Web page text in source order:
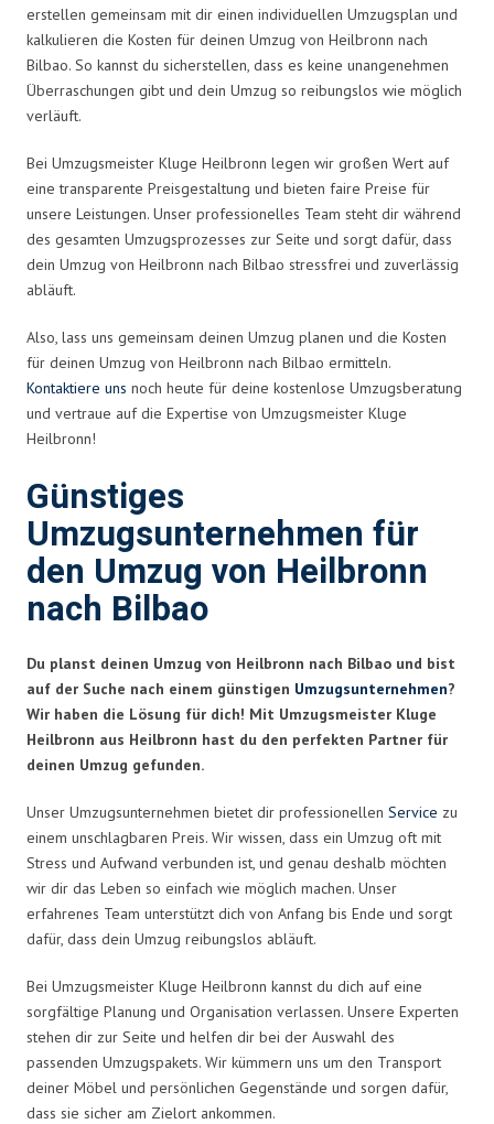
erstellen gemeinsam mit dir einen individuellen Umzugsplan und
kalkulieren die Kosten für deinen Umzug von Heilbronn nach
Bilbao. So kannst du sicherstellen, dass es keine unangenehmen
Überraschungen gibt und dein Umzug so reibungslos wie möglich
verläuft.
Bei Umzugsmeister Kluge Heilbronn legen wir großen Wert auf
eine transparente Preisgestaltung und bieten faire Preise für
unsere Leistungen. Unser professionelles Team steht dir während
des gesamten Umzugsprozesses zur Seite und sorgt dafür, dass
dein Umzug von Heilbronn nach Bilbao stressfrei und zuverlässig
abläuft.
Also, lass uns gemeinsam deinen Umzug planen und die Kosten
für deinen Umzug von Heilbronn nach Bilbao ermitteln.
Kontaktiere uns noch heute für deine kostenlose Umzugsberatung
und vertraue auf die Expertise von Umzugsmeister Kluge
Heilbronn!
Günstiges
Umzugsunternehmen für
den Umzug von Heilbronn
nach Bilbao
Du planst deinen Umzug von Heilbronn nach Bilbao und bist
auf der Suche nach einem günstigen Umzugsunternehmen?
Wir haben die Lösung für dich! Mit Umzugsmeister Kluge
Heilbronn aus Heilbronn hast du den perfekten Partner für
deinen Umzug gefunden.
Unser Umzugsunternehmen bietet dir professionellen Service zu
einem unschlagbaren Preis. Wir wissen, dass ein Umzug oft mit
Stress und Aufwand verbunden ist, und genau deshalb möchten
wir dir das Leben so einfach wie möglich machen. Unser
erfahrenes Team unterstützt dich von Anfang bis Ende und sorgt
dafür, dass dein Umzug reibungslos abläuft.
Bei Umzugsmeister Kluge Heilbronn kannst du dich auf eine
sorgfältige Planung und Organisation verlassen. Unsere Experten
stehen dir zur Seite und helfen dir bei der Auswahl des
passenden Umzugspakets. Wir kümmern uns um den Transport
deiner Möbel und persönlichen Gegenstände und sorgen dafür,
dass sie sicher am Zielort ankommen.